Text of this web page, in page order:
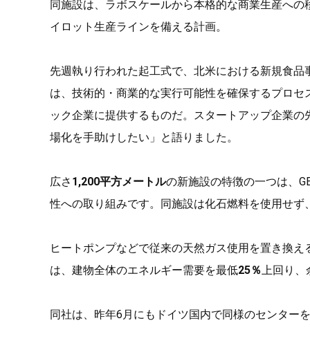
同施設は、ラボスケールから本格的な商業生産へ
イロット生産ラインを備える計画。
先週執り行われた起工式で、北米における新規食品
は、技術的・商業的な実行可能性を確保するプロ
ック企業に提供するものだ。スタートアップ企業
場化を手助けしたい」と語りました。
広さ 1,200平方メートルの新施設の特徴の一つは、
性への取り組みです。同施設は化石燃料を使用せず
ヒートポンプなどで従来の天然ガス使用を置き換え
は、建物全体のエネルギー需要を最低25％ 上回り
同社は、昨年6月にもドイツ国内で同様のセンター